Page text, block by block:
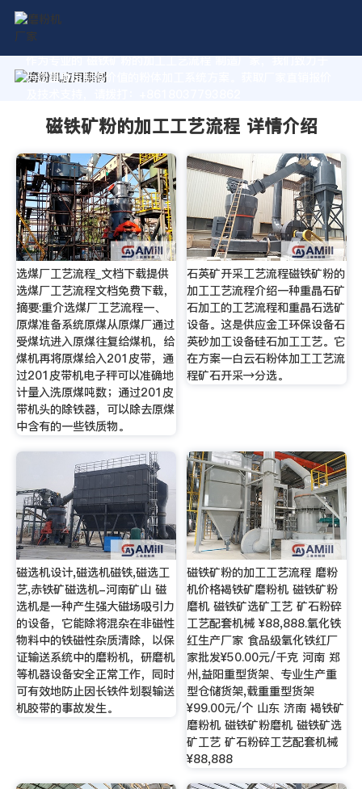
作为专业的 磁铁矿粉的加工工艺流程 制造厂家，我们致力于
为您量身定制高价值的粉体加工系统方案。获取厂家直销报价
磁铁矿粉的加工工艺流程 详情介绍
选煤厂工艺流程_文档下载提供
选煤厂工艺流程文档免费下载，
摘要:重介选煤厂工艺流程一、
原煤准备系统原煤从原煤厂通过
受煤坑进入原煤往复给煤机，给
煤机再将原煤给入201皮带，通
过201皮带机电子秤可以准确地
计量入洗原煤吨数；通过201皮
带机头的除铁器，可以除去原煤
中含有的一些铁质物。
石英矿开采工艺流程磁铁矿粉的
加工工艺流程介绍一种重晶石矿
石加工的工艺流程和重晶石选矿
设备。这是供应金工环保设备石
英砂加工设备硅石加工工艺。它
在方案一白云石粉体加工工艺流
程矿石开采→分选。
磁选机设计,磁选机磁铁,磁选工
艺,赤铁矿磁选机-河南矿山 磁
选机是一种产生强大磁场吸引力
的设备，它能除将混杂在非磁性
物料中的铁磁性杂质清除，以保
证输送系统中的磨粉机，研磨机
等机器设备安全正常工作，同时
可有效地防止因长铁件划裂输送
机胶带的事故发生。
磁铁矿粉的加工工艺流程 磨粉
机价格褐铁矿磨粉机 磁铁矿粉
磨机 磁铁矿选矿工艺 矿石粉碎
工艺配套机械 ¥88,888.氧化铁
红生产厂家 食品级氧化铁红厂
家批发¥50.00元/千克 河南 郑
州,益阳重型货架、专业生产重
型仓储货架,载重重型货架
¥99.00元/个 山东 济南 褐铁矿
磨粉机 磁铁矿粉磨机 磁铁矿选
矿工艺 矿石粉碎工艺配套机械
¥88,888